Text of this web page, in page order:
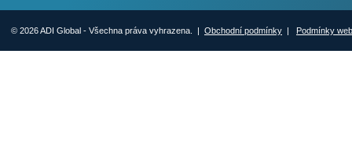
© 2026 ADI Global - Všechna práva vyhrazena. | Obchodní podmínky | Podmínky